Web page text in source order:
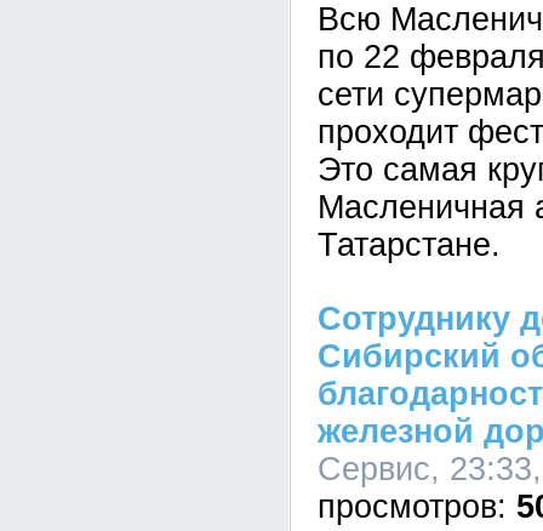
Всю
по 22
сети
проходит
Это самая
Масленичная
Татарстане.
Сотруднику
Сибирский
железной
Сервис,